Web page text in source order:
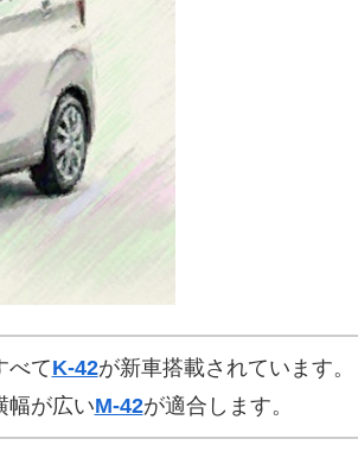
べてK-42が新車搭載されています。
幅が広いM-42が適合します。